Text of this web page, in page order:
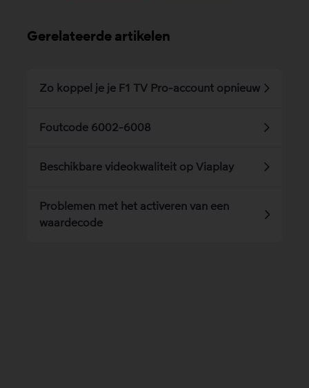
Gerelateerde artikelen
Zo koppel je je F1 TV Pro-account opnieuw
Foutcode 6002-6008
Beschikbare videokwaliteit op Viaplay
Problemen met het activeren van een
waardecode